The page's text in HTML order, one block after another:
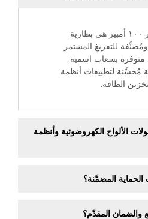
بطارية الليثيوم ذات التيار ١٠٠ أمبير هي بطارية
ومُصنَّفة للتفريغ المستمر
وهي متوفرة بسعات اسمية
مُحسَّنة لتطبيقات أنظمة
الألواح الكهروضوئية وأنظمة
المضمَّنة؟
والضمان المقدّم؟